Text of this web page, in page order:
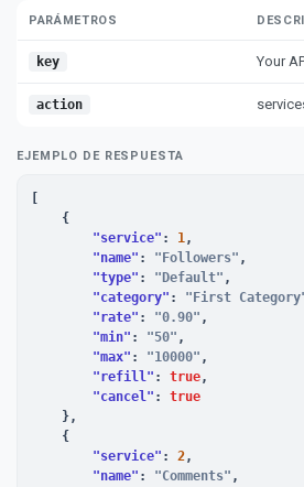
PARÁMETROS
key Your
action
EJEMPLO DE RESPUESTA
"service" : 1,
"name" : "Followers" ,
"type" : "Default" ,
"category" : "First
"rate" : "0.90" ,
"min" : "50" ,
"max" : "10000" ,
"refill" : true,
"cancel" : true
"service" : 2,
"name" : "Comments" ,